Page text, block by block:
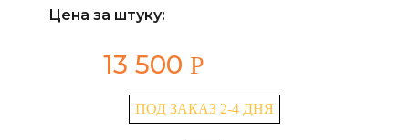
Цена за штуку:
13 500 Р
ПОД ЗАКАЗ 2-4 ДНЯ